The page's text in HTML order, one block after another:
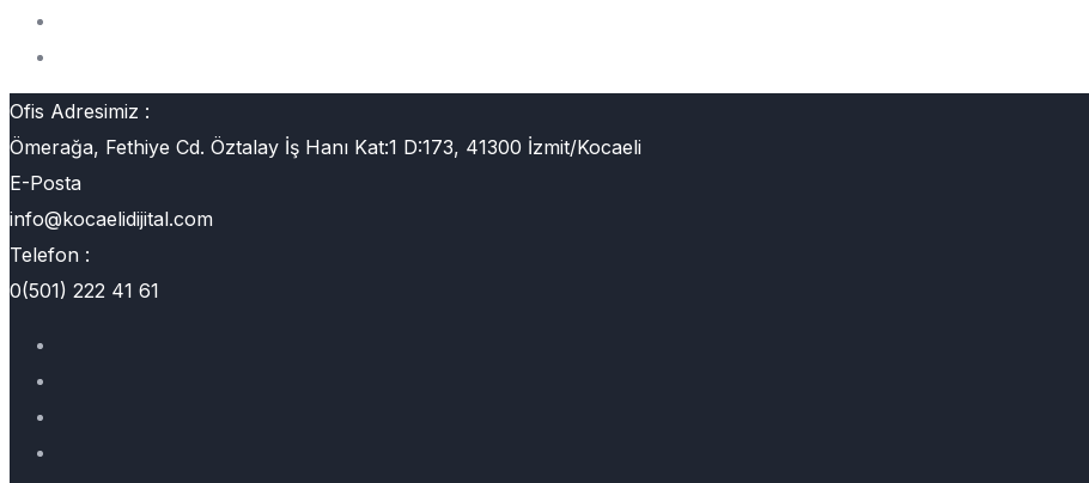
Ofis Adresimiz :
Ömerağa, Fethiye Cd. Öztalay İş Hanı Kat:1 D:173, 41300 İzmit/Kocaeli
E-Posta
info@kocaelidijital.com
Telefon :
0(501) 222 41 61